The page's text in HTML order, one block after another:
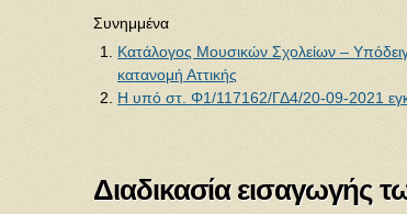
Συνημμένα
Κατάλογος Μουσικών Σχολείων –
κατανομή Αττικής
Η υπό στ. Φ1/117162/ΓΔ4/20-09-2021
Διαδικασία εισαγωγής